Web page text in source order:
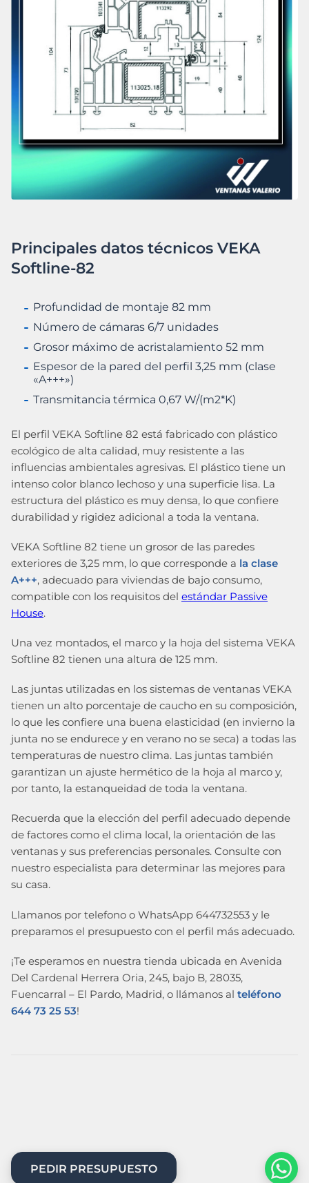
Principales datos técnicos VEKA
Softline-82
Profundidad de montaje 82 mm
Número de cámaras 6/7 unidades
Grosor máximo de acristalamiento 52 mm
Espesor de la pared del perfil 3,25 mm (clase
«A+++»)
Transmitancia térmica 0,67 W/(m2*K)
El perfil VEKA Softline 82 está fabricado con plástico
ecológico de alta calidad, muy resistente a las
influencias ambientales agresivas. El plástico tiene un
intenso color blanco lechoso y una superficie lisa. La
estructura del plástico es muy densa, lo que confiere
durabilidad y rigidez adicional a toda la ventana.
VEKA Softline 82 tiene un grosor de las paredes
exteriores de 3,25 mm, lo que corresponde a la clase
A+++, adecuado para viviendas de bajo consumo,
compatible con los requisitos del estándar Passive
House.
Una vez montados, el marco y la hoja del sistema VEKA
Softline 82 tienen una altura de 125 mm.
Las juntas utilizadas en los sistemas de ventanas VEKA
tienen un alto porcentaje de caucho en su composición,
lo que les confiere una buena elasticidad (en invierno la
junta no se endurece y en verano no se seca) a todas las
temperaturas de nuestro clima. Las juntas también
garantizan un ajuste hermético de la hoja al marco y,
por tanto, la estanqueidad de toda la ventana.
Recuerda que la elección del perfil adecuado depende
de factores como el clima local, la orientación de las
ventanas y sus preferencias personales. Consulte con
nuestro especialista para determinar las mejores para
su casa.
Llamanos por telefono o WhatsApp 644732553 y le
preparamos el presupuesto con el perfil más adecuado.
¡Te esperamos en nuestra tienda ubicada en Avenida
Del Cardenal Herrera Oria, 245, bajo B, 28035,
Fuencarral – El Pardo, Madrid, o llámanos al teléfono
644 73 25 53!
PEDIR PRESUPUESTO